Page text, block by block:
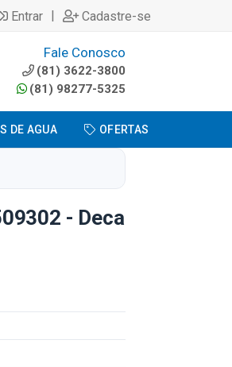
Entrar | Cadastre-se
Fale Conosco
(81) 3622-3800
(81) 98277-5325
DE AGUA OFERTAS
- Deca